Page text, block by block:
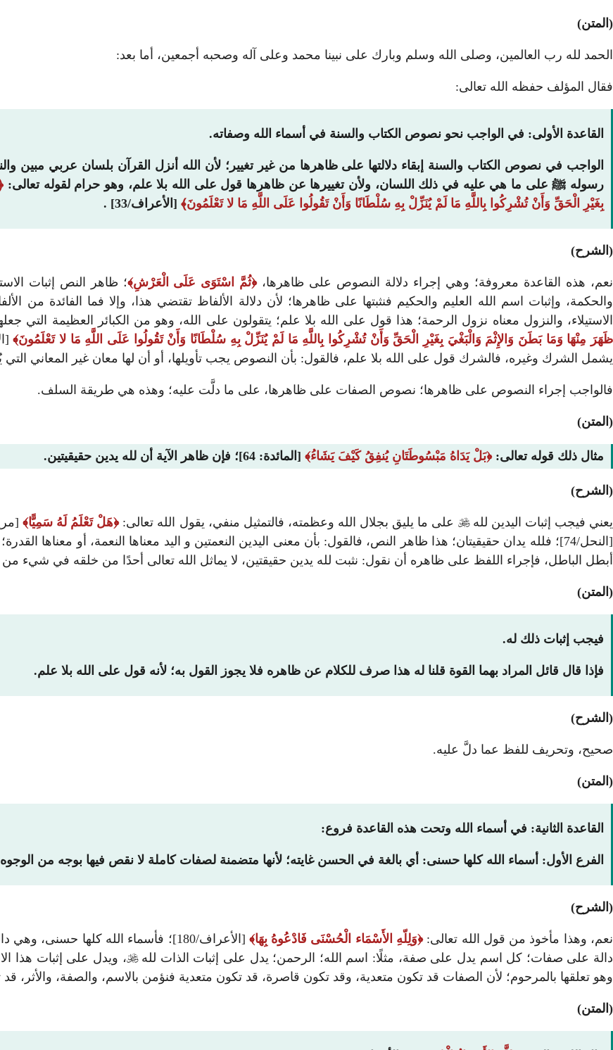
(المتن)
الحمد لله رب العالمين، وصلى الله وسلم وبارك على نبينا محمد وعلى آله وصحبه أجمعين، أما بعد:
فقال المؤلف حفظه الله تعالى:
القاعدة الأولى: في الواجب نحو نصوص الكتاب والسنة في أسماء الله وصفاته.
الواجب في نصوص الكتاب والسنة إبقاء دلالتها على ظاهرها من غير تغيير؛ لأن الله أنزل القرآن بلسان عربي مبين
رسوله ﷺ على ما هي عليه في ذلك اللسان، ولأن تغييرها عن ظاهرها قول على الله بلا علم، وهو حرام لقوله تعالى:
بِغَيْرِ الْحَقِّ وَأَنْ تُشْرِكُوا بِاللَّهِ مَا لَمْ يُنَزِّلْ بِهِ سُلْطَانًا وَأَنْ تَقُولُوا عَلَى اللَّهِ مَا لا تَعْلَمُونَ
[الأعراف/33] .
(الشرح)
نعم، هذه القاعدة معروفة؛ وهي إجراء دلالة النصوص على ظاهرها، ثُمَّ اسْتَوَى عَلَى الْعَرْشِ ؛ ظاهر النص إثبات
والحكمة، وإثبات اسم الله العليم والحكيم فنثبتها على ظاهرها؛ لأن دلالة الألفاظ تقتضي هذا، وإلا فما الفائدة من
الاستيلاء، والنزول معناه نزول الرحمة؛ هذا قول على الله بلا علم؛ يتقولون على الله، وهو من الكبائر العظيمة التي
ظَهَرَ مِنْهَا وَمَا بَطَنَ وَالإِثْمَ وَالْبَغْيَ بِغَيْرِ الْحَقِّ وَأَنْ تُشْرِكُوا بِاللَّهِ مَا لَمْ يُنَزِّلْ بِهِ سُلْطَانًا وَأَنْ تَقُولُوا عَلَى اللَّهِ مَا لا تَعْلَمُونَ
يشمل الشرك وغيره، فالشرك قول على الله بلا علم، فالقول: بأن النصوص يجب تأويلها، أو أن لها معان غير المعاني
فالواجب إجراء النصوص على ظاهرها؛ نصوص الصفات على ظاهرها، على ما دلَّت عليه؛ وهذه هي طريقة السلف.
(المتن)
مثال ذلك قوله تعالى: بَلْ يَدَاهُ مَبْسُوطَتَانِ يُنفِقُ كَيْفَ يَشَاءُ [المائدة: 64]؛ فإن ظاهر الآية أن لله يدين حقيقيتين.
(الشرح)
يعني فيجب إثبات اليدين لله على ما يليق بجلال الله وعظمته، فالتمثيل منفي، يقول الله تعالى: هَلْ تَعْلَمُ لَهُ سَمِيًّا
[النحل/74]؛ فلله يدان حقيقيتان؛ هذا ظاهر النص، فالقول: بأن معنى اليدين النعمتين و اليد معناها النعمة، أو
أبطل الباطل، فإجراء اللفظ على ظاهره أن نقول: نثبت لله يدين حقيقتين، لا يماثل الله تعالى أحدًا من خلقه في شيء
(المتن)
فيجب إثبات ذلك له.
فإذا قال قائل المراد بهما القوة قلنا له هذا صرف للكلام عن ظاهره فلا يجوز القول به؛ لأنه قول على الله بلا علم.
(الشرح)
صحيح، وتحريف للفظ عما دلَّ عليه.
(المتن)
القاعدة الثانية: في أسماء الله وتحت هذه القاعدة فروع:
الفرع الأول: أسماء الله كلها حسنى: أي بالغة في الحسن غايته؛ لأنها متضمنة لصفات كاملة لا نقص فيها بوجه من
(الشرح)
نعم، وهذا مأخوذ من قول الله تعالى: وَلِلّهِ الأَسْمَاء الْحُسْنَى فَادْعُوهُ بِهَا
[الأعراف/180]؛ فأسماء الله كلها
دالة على صفات؛ كل اسم يدل على صفة، مثلًا: اسم الله؛ الرحمن؛ يدل على إثبات الذات لله، ويدل على إثبات هذا
وهو تعلقها بالمرحوم؛ لأن الصفات قد تكون متعدية، وقد تكون قاصرة، قد تكون متعدية فنؤمن بالاسم، والصفة، والأثر، قد
(المتن)